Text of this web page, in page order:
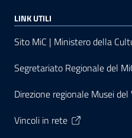
LINK UTILI
Sito MiC | Ministero della
Segretariato Regionale del
Direzione regionale Musei del
Vincoli in rete